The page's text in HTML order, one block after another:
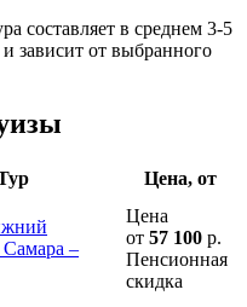
составляет в среднем 3-5
зависит от выбранного
Цена, от
–
Цена
от 57 100 р.
Пенсионная
скидка